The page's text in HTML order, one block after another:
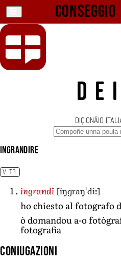
DIÇIONÄIO
ingrandire
V. TR.
ingrandî [iŋɡraŋˈdiː]
ho chiesto al fotografo
ò domandou a-o
fotografia
Coniugazioni